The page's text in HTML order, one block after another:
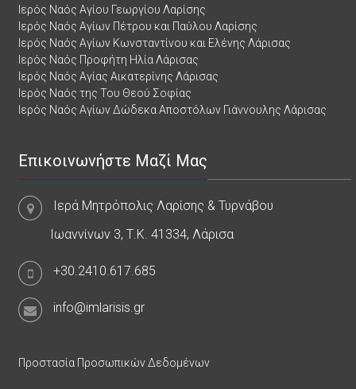
Ιερός Ναός Αγίου Γεωργίου Λαρίσης
Ιερός Ναός Αγίων Πέτρου και Παύλου Λαρίσης
Ιερός Ναός Αγίων Κωνσταντίνου και Ελένης Λάρισας
Ιερός Ναός Προφήτη Ηλία Λάρισας
Ιερός Ναός Αγίας Αικατερίνης Λάρισας
Ιερός Ναός της Του Θεού Σοφίας
Ιερός Ναός Αγίων Δώδεκα Αποστόλων Γιάννουλης Λάρισας
Επικοινωνήστε Μαζί Μας
Ιερά Μητρόπολις Λαρίσης & Τυρνάβου
Ιωαννίνων 3, Τ.Κ. 41334, Λάρισα
+30.2410.617.685
info@imlarisis.gr
Προστασία Προσωπικών Δεδομένων